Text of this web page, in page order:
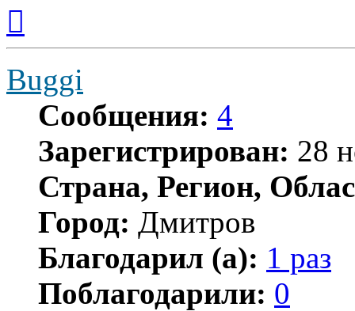
началу
Buggi
Сообщения: 4
Зарегистрирован: 28
Страна, Регион,
Город: Дмитров
Благодарил (а): 1 раз
Поблагодарили: 0